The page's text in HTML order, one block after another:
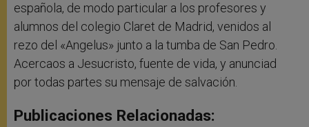
española, de modo particular a los profesores y
alumnos del colegio Claret de Madrid, venidos al
rezo del «Angelus» junto a la tumba de San Pedro.
Acercaos a Jesucristo, fuente de vida, y anunciad
por todas partes su mensaje de salvación.
Publicaciones Relacionadas: